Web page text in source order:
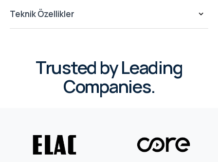
Teknik Özellikler
Trusted by Leading
Companies.